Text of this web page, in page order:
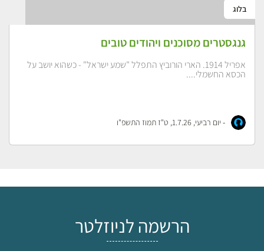
בלוג
גנגסטרים מסוכנים ויהודים טובים
אפריל 1914. הארי הורוביץ התפלל "שמע ישראל" - כשהוא יושב על
הכסא החשמלי....
- יום רביעי, 1.7.26, ט"ז תמוז התשפ"ו
הרשמה לניוזלטר